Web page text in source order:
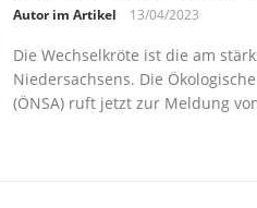
Autor im Artikel 13/04/2023
Die Wechselkröte ist die am
Niedersachsens. Die
(ÖNSA) ruft jetzt zur Meldung